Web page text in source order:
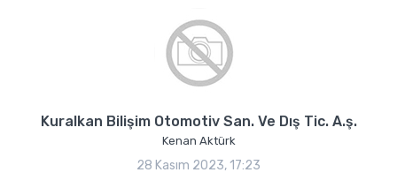
Kuralkan Bilişim Otomotiv San. Ve Dış Tic. A.ş.
Kenan Aktürk
28 Kasım 2023, 17:23